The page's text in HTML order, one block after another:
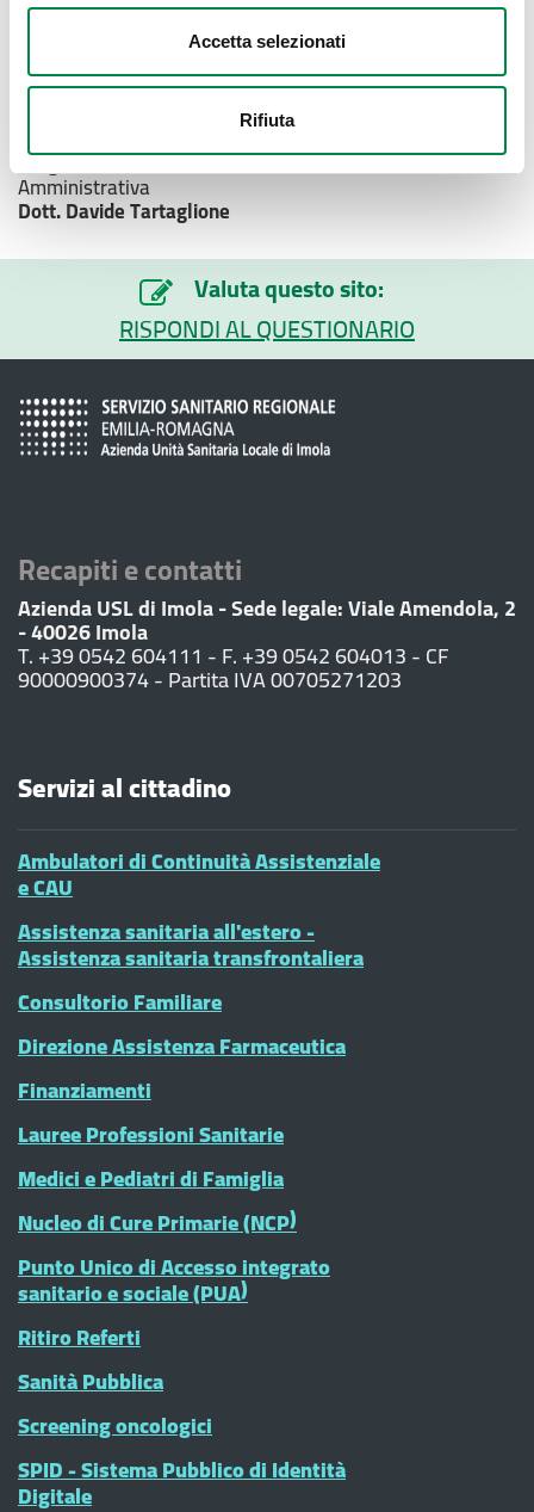
Accetta selezionati
Rifiuta
Dirigente Area Ingegneria Clinica
Ing. Cristian Chiarini
Dirigente Area Informatica Sanitaria e Infrastruttura
Dirigente Area Sistemi e Flussi Informativi e Informatica
Amministrativa
Dott. Davide Tartaglione
Valuta questo sito:
RISPONDI AL QUESTIONARIO
Recapiti e contatti
Azienda USL di Imola - Sede legale: Viale Amendola, 2
- 40026 Imola
T. +39 0542 604111 - F. +39 0542 604013 - CF
90000900374 - Partita IVA 00705271203
Servizi al cittadino
Ambulatori di Continuità Assistenziale
e CAU
Assistenza sanitaria all'estero -
Assistenza sanitaria transfrontaliera
Consultorio Familiare
Direzione Assistenza Farmaceutica
Finanziamenti
Lauree Professioni Sanitarie
Medici e Pediatri di Famiglia
Nucleo di Cure Primarie (NCP)
Punto Unico di Accesso integrato
sanitario e sociale (PUA)
Ritiro Referti
Sanità Pubblica
Screening oncologici
SPID - Sistema Pubblico di Identità
Digitale